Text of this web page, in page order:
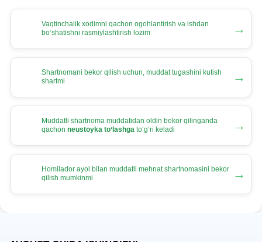
Vaqtinchalik хodimni qachon ogohlantirish va ishdan
boʻshatishni rasmiylashtirish lozim
→
Shartnomani bekor qilish uchun, muddat tugashini kutish
shartmi
→
Muddatli shartnoma muddatidan oldin bekor qilinganda
qachon neustoyka toʻlashga toʻgʻri keladi →
Homilador ayol bilan muddatli mehnat shartnomasini bekor
qilish mumkinmi
→